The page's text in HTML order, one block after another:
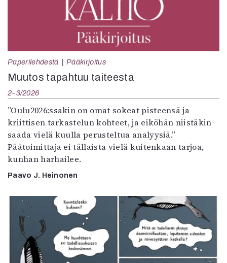
Paperilehdestä Pääkirjoitus
Muutos tapahtuu taiteesta
2–3/2026
”Oulu2026:ssakin on omat sokeat pisteensä ja
kriittisen tarkastelun kohteet, ja eiköhän niistäkin
saada vielä kuulla perusteltua analyysiä.”
Päätoimittaja ei tällaista vielä kuitenkaan tarjoa,
kunhan harhailee.
Paavo J. Heinonen